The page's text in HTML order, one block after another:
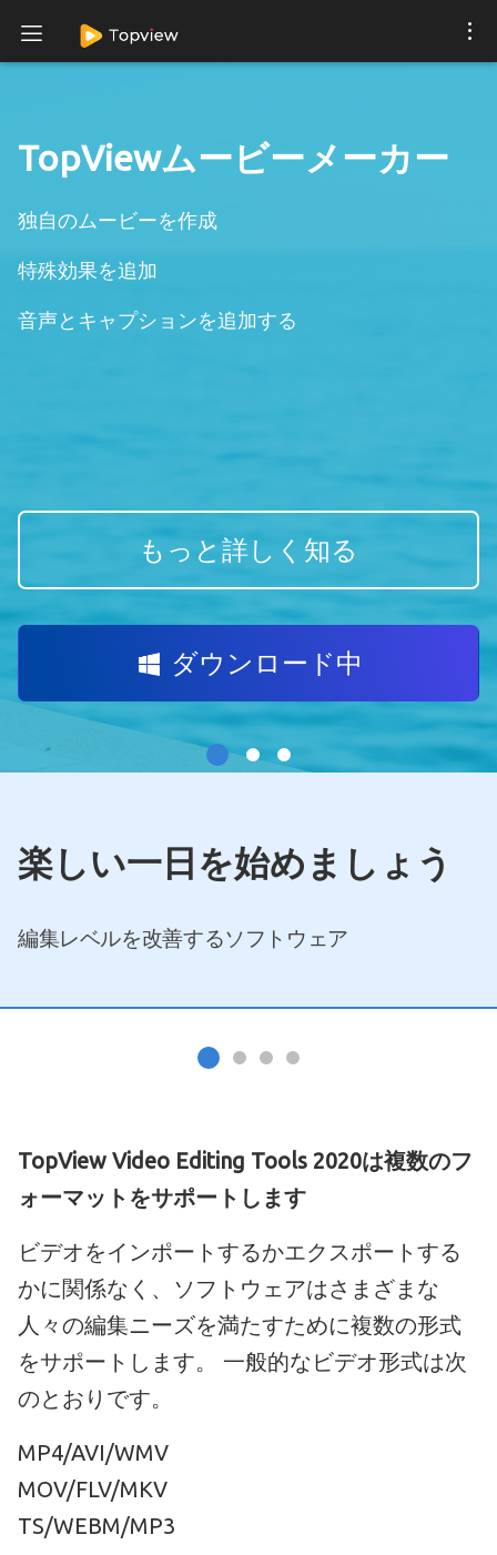
TopViewムービーメーカー
独自のムービーを作成
特殊効果を追加
音声とキャプションを追加する
もっと詳しく知る
ダウンロード中
楽しい一日を始めましょう
編集レベルを改善するソフトウェア
TopView Video Editing Tools 2020は複数のフ
ォーマットをサポートします
ビデオをインポートするかエクスポートする
かに関係なく、ソフトウェアはさまざまな
人々の編集ニーズを満たすために複数の形式
をサポートします。 一般的なビデオ形式は次
のとおりです。
MP4/AVI/WMV
MOV/FLV/MKV
TS/WEBM/MP3